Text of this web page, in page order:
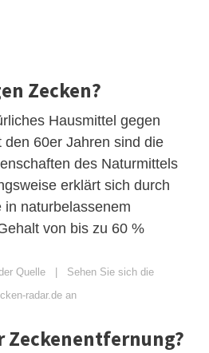
Zecken?
Hausmittel gegen
60er Jahren sind die
des Naturmittels
erklärt sich durch
naturbelassenem
von bis zu 60 %
Quelle | Sehen Sie sich die
radar.de an
Zeckenentfernung?